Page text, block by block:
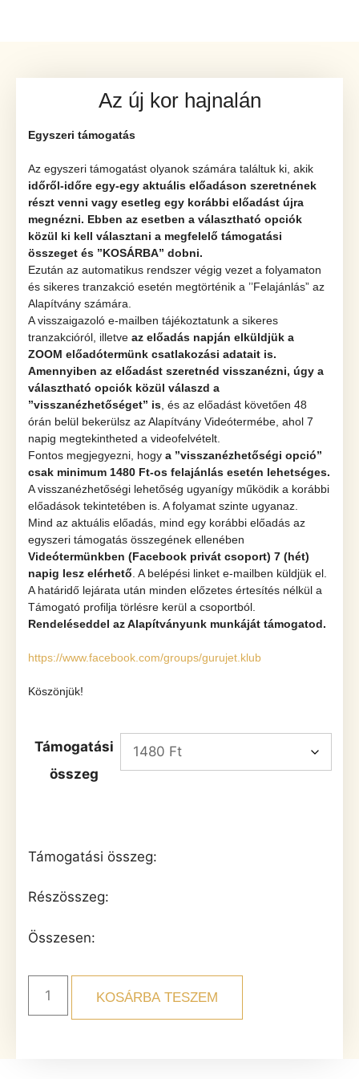
Az új kor hajnalán
Egyszeri támogatás
Az egyszeri támogatást olyanok számára találtuk ki, akik
időről-időre egy-egy aktuális előadáson szeretnének
részt venni vagy esetleg egy korábbi előadást újra
megnézni. Ebben az esetben a választható opciók
közül ki kell választani a megfelelő támogatási
összeget és ’’KOSÁRBA” dobni.
Ezután az automatikus rendszer végig vezet a folyamaton
és sikeres tranzakció esetén megtörténik a ’’Felajánlás” az
Alapítvány számára.
A visszaigazoló e-mailben tájékoztatunk a sikeres
tranzakcióról, illetve az előadás napján elküldjük a
ZOOM előadótermünk csatlakozási adatait is.
Amennyiben az előadást szeretnéd visszanézni, úgy a
választható opciók közül válaszd a
’’visszanézhetőséget” is , és az előadást követően 48
órán belül bekerülsz az Alapítvány Videótermébe, ahol 7
napig megtekintheted a videofelvételt.
Fontos megjegyezni, hogy a ’’visszanézhetőségi opció”
csak minimum 1480 Ft-os felajánlás esetén lehetséges.
A visszanézhetőségi lehetőség ugyanígy működik a korábbi
előadások tekintetében is. A folyamat szinte ugyanaz.
Mind az aktuális előadás, mind egy korábbi előadás az
egyszeri támogatás összegének ellenében
Videótermünkben (Facebook privát csoport) 7 (hét)
napig lesz elérhető . A belépési linket e-mailben küldjük el.
A határidő lejárata után minden előzetes értesítés nélkül a
Támogató profilja törlésre kerül a csoportból.
Rendeléseddel az Alapítványunk munkáját támogatod.
https://www.facebook.com/groups/gurujet.klub
Köszönjük!
Támogatási
összeg
Támogatási összeg:
Részösszeg:
Összesen:
KOSÁRBA TESZEM